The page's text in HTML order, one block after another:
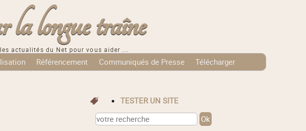
longue traîne
actualités du Net pour vous aider ...
Référencement Communiqués de Presse
Télécharger
TESTER UN SITE